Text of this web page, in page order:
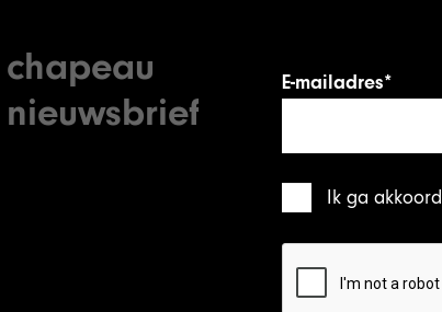
chapeau
nieuwsbrief
E-mailadres*
Ik ga akkoord